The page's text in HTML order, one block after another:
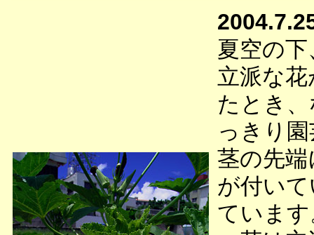
夏空の
立派な
たとき
っきり
茎の先
が付い
ていま